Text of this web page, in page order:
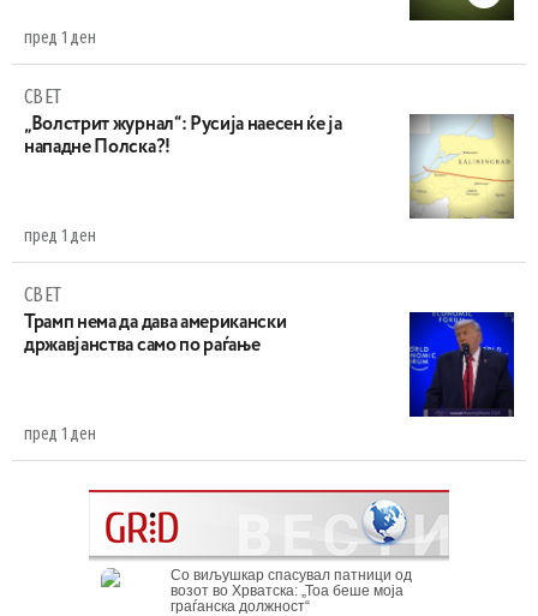
пред 1 ден
СВЕТ
„Волстрит журнал“: Русија наесен ќе ја
нападне Полска?!
пред 1 ден
СВЕТ
Трамп нема да дава американски
државјанства само по раѓање
пред 1 ден